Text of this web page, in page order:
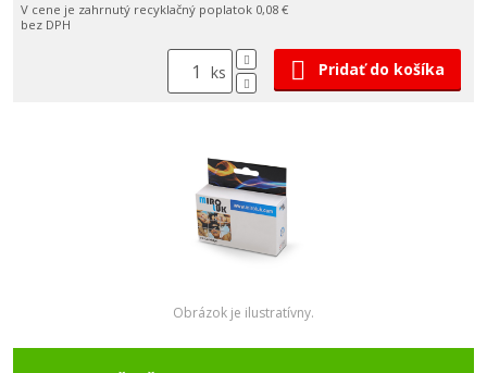
V cene je zahrnutý recyklačný poplatok 0,08 €
bez DPH
ks Pridať do košíka
Obrázok je ilustratívny.